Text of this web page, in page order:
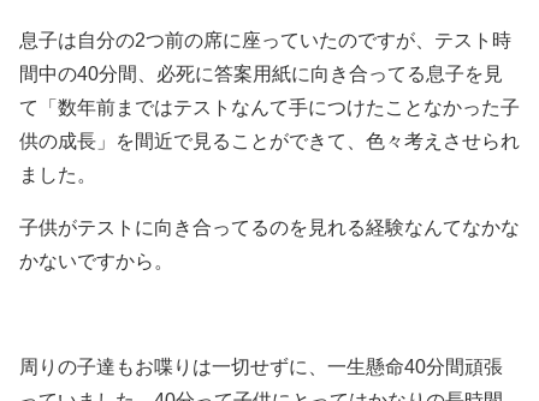
息子は自分の2つ前の席に座っていたのですが、テスト時
間中の40分間、必死に答案用紙に向き合ってる息子を見
て「数年前まではテストなんて手につけたことなかった子
供の成長」を間近で見ることができて、色々考えさせられ
ました。
子供がテストに向き合ってるのを見れる経験なんてなかな
かないですから。
周りの子達もお喋りは一切せずに、一生懸命40分間頑張